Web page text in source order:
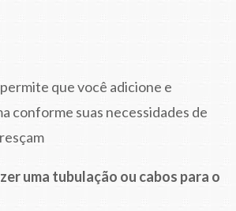
que você adicione e
conforme suas necessidades de
uma tubulação ou cabos para o